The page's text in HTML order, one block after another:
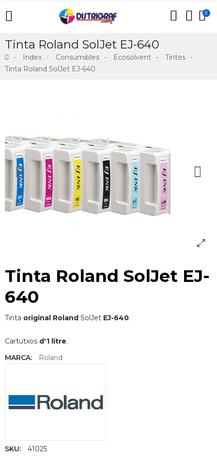
0
Tinta Roland SolJet EJ-640
Index Consumibles Ecosolvent
Tintes
Tinta Roland SolJet EJ-640
Tinta Roland SolJet EJ-
640
Tinta original Roland SolJet EJ-640.
Cartutxos d'1 litre.
MARCA:
Roland
SKU: 41025